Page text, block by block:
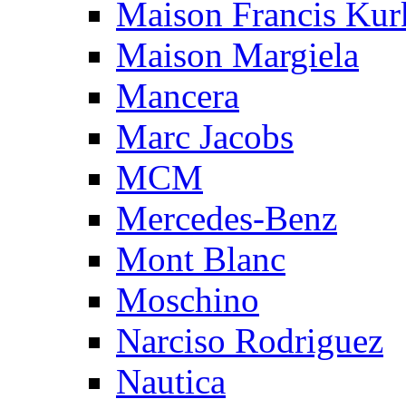
Maison Francis
Maison Margiela
Mancera
Marc Jacobs
MCM
Mercedes-Benz
Mont Blanc
Moschino
Narciso Rodriguez
Nautica